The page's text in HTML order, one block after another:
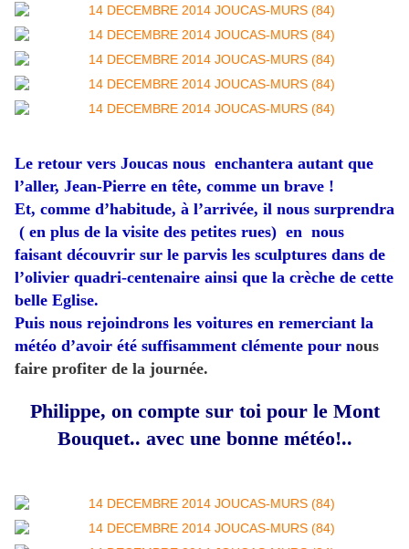
Le retour vers Joucas nous enchantera autant que
l’aller, Jean-Pierre en tête, comme un brave !
Et, comme d’habitude, à l’arrivée, il nous surprendra
( en plus de la visite des petites rues) en nous
faisant découvrir sur le parvis les sculptures dans de
l’olivier quadri-centenaire ainsi que la crèche de cette
belle Eglise.
Puis nous rejoindrons les voitures en remerciant la
météo d’avoir été suffisamment clémente pour nous
faire profiter de la journée.
Philippe, on compte sur toi pour le Mont
Bouquet.. avec une bonne météo!..